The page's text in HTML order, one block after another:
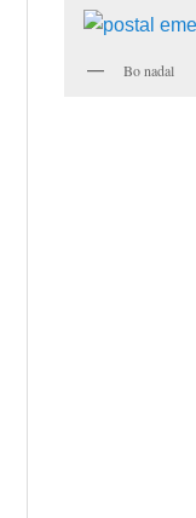
Bo nadal